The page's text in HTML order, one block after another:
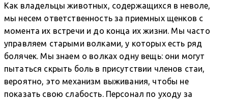
Как владельцы животных, содержащихся в неволе,
мы несем ответственность за приемных щенков с
момента их встречи и до конца их жизни. Мы часто
управляем старыми волками, у которых есть ряд
болячек. Мы знаем о волках одну вещь: они могут
пытаться скрыть боль в присутствии членов стаи,
вероятно, это механизм выживания, чтобы не
показать свою слабость. Персонал по уходу за